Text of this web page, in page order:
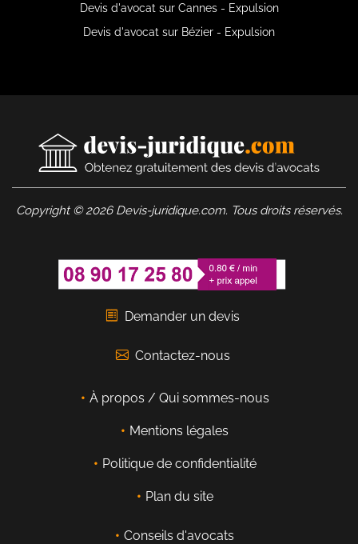
Devis d'avocat sur Cannes - Expulsion
Devis d'avocat sur Bézier - Expulsion
Copyright © 2026 Devis-juridique.com. Tous droits réservés.
Demander un devis
Contactez-nous
À propos / Qui sommes-nous
Mentions légales
Politique de confidentialité
Plan du site
Conseils d'avocats